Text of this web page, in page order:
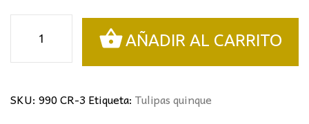
cantidad
AÑADIR AL CARRITO
SKU: 990 CR-3 Etiqueta: Tulipas quinque